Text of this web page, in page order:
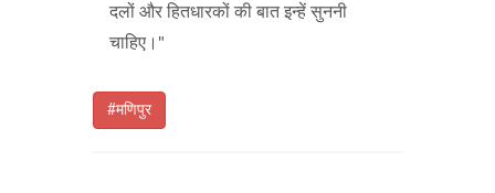
दलों और हितधारकों की बात इन्हें सुननी
चाहिए।"
#मणिपुर